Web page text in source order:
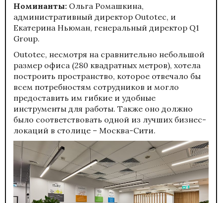
Номинанты: Ольга Ромашкина,
административный директор Outotec, и
Екатерина Ньюман, генеральный директор Q1
Group.
Outotec, несмотря на сравнительно небольшой
размер офиса (280 квадратных метров), хотела
построить пространство, которое отвечало бы
всем потребностям сотрудников и могло
предоставить им гибкие и удобные
инструменты для работы. Также оно должно
было соответствовать одной из лучших бизнес-
локаций в столице – Москва-Сити.